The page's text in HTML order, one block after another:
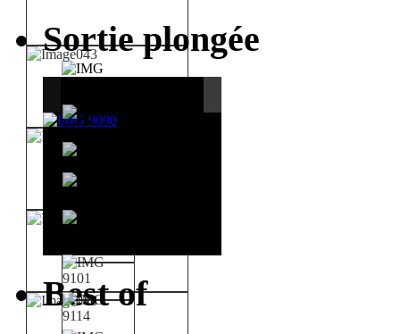
Sortie plongée
Best of